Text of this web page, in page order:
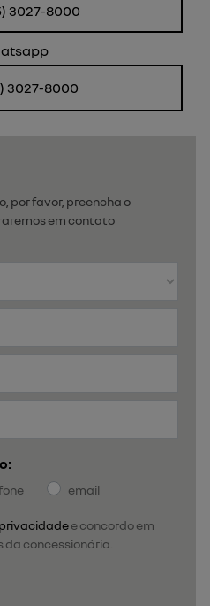
por favor, preencha o
em contato
email
e concordo em
concessionária.
3027-8000
3027-8000